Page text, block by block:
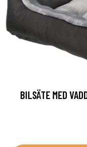
BILSÄTE MED